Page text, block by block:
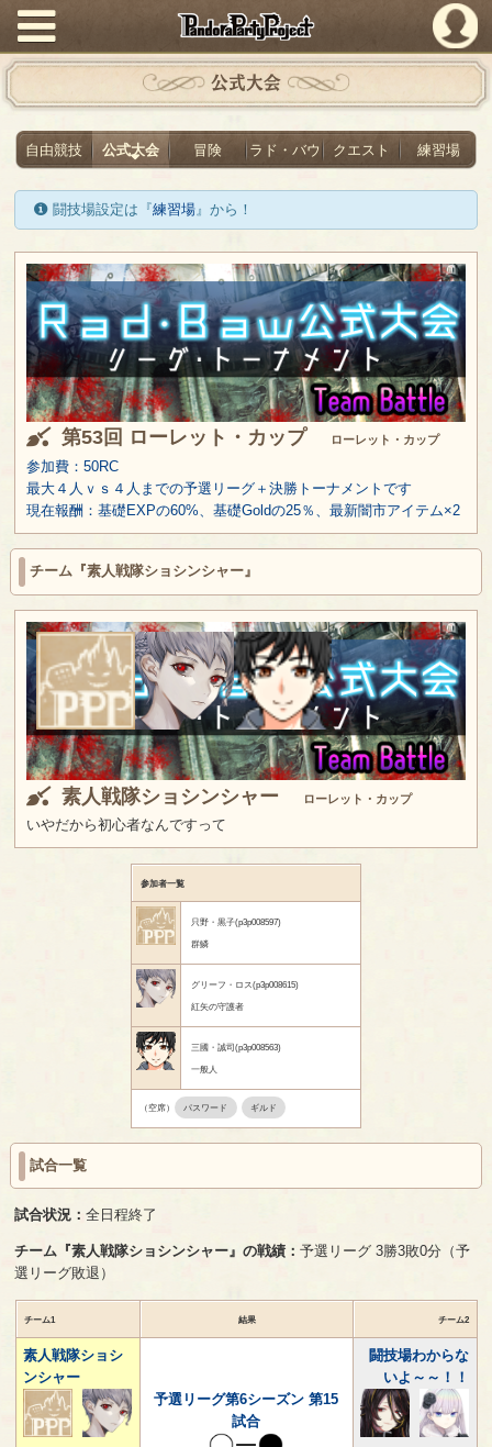
PandoraPartyProject
公式大会
自由競技 公式大会 冒険 ラド・バウ クエスト 練習場
闘技場設定は『練習場』から！
第53回 ローレット・カップ ローレット・カップ
参加費：50RC
最大４人ｖｓ４人までの予選リーグ＋決勝トーナメントです
現在報酬：基礎EXPの60%、基礎Goldの25％、最新闇市アイテム×2
チーム『素人戦隊ショシンシャー』
素人戦隊ショシンシャー ローレット・カップ
いやだから初心者なんですって
参加者一覧
只野・黒子(p3p008597)
群鱗
グリーフ・ロス(p3p008615)
紅矢の守護者
三國・誠司(p3p008563)
一般人
（空席） パスワード ギルド
試合一覧
試合状況：全日程終了
チーム『素人戦隊ショシンシャー』の戦績：予選リーグ 3勝3敗0分（予
選リーグ敗退）
チーム1 結果 チーム2
素人戦隊ショシ
ンシャー
予選リーグ第6シーズン 第15
試合
闘技場わからな
いよ～～！！